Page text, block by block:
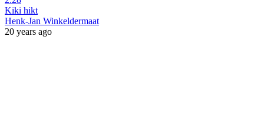
Kiki hikt
Henk-Jan Winkeldermaat
20 years ago